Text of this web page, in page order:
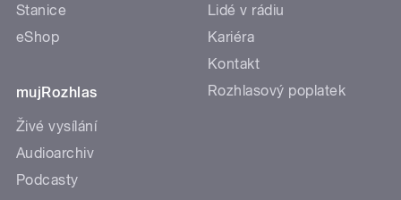
Stanice
eShop
mujRozhlas
Živé vysílání
Audioarchiv
Podcasty
Lidé v rádiu
Kariéra
Kontakt
Rozhlasový poplatek